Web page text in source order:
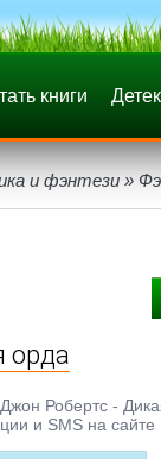
книги
и фэнтези »
орда
Робертс -
и SMS на